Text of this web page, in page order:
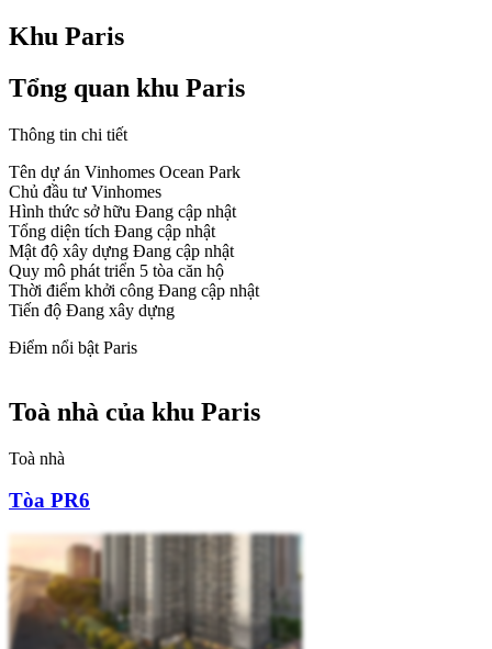
Khu Paris
Tổng quan khu Paris
Thông tin chi tiết
Tên dự án Vinhomes Ocean Park
Chủ đầu tư Vinhomes
Hình thức sở hữu Đang cập nhật
Tổng diện tích Đang cập nhật
Mật độ xây dựng Đang cập nhật
Quy mô phát triển 5 tòa căn hộ
Thời điểm khởi công Đang cập nhật
Tiến độ Đang xây dựng
Điểm nổi bật Paris
Toà nhà của khu Paris
Toà nhà
Tòa PR6